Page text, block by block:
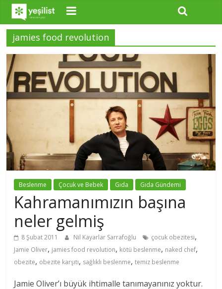
jamies food revolution
Beslenme Çocuk ve Bebek Gıda Gıda Gündemi
Kahramanımızın başına
neler gelmiş
8 Şubat 2011 Nil Kayarlar Sarrafoğlu çocuk obezitesi,
Jamie Oliver, jamies food revolution, kötü beslenme, naked chef,
obezite, obezite karşıtı, sağlıklı beslenme,temiz beslenme
Jamie Oliver’ı büyük ihtimalle tanımayanınız yoktur.